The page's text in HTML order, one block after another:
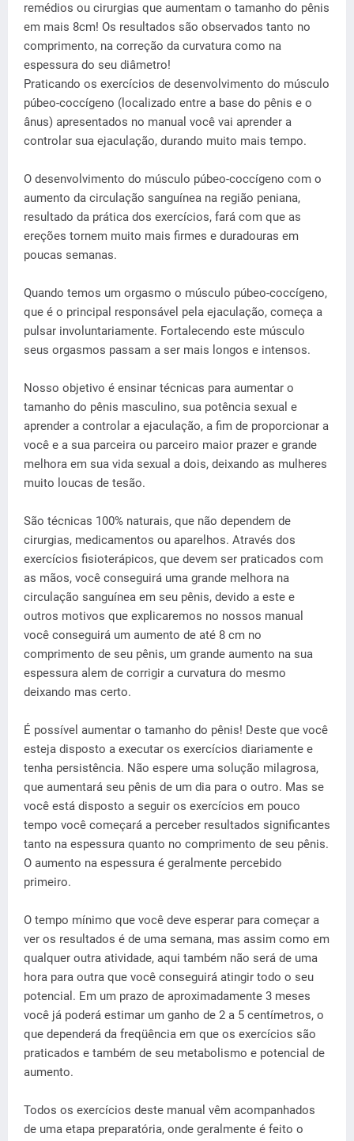
remédios ou cirurgias que aumentam o tamanho do pênis
em mais 8cm! Os resultados são observados tanto no
comprimento, na correção da curvatura como na
espessura do seu diâmetro!
Praticando os exercícios de desenvolvimento do músculo
púbeo-coccígeno (localizado entre a base do pênis e o
ânus) apresentados no manual você vai aprender a
controlar sua ejaculação, durando muito mais tempo.
O desenvolvimento do músculo púbeo-coccígeno com o
aumento da circulação sanguínea na região peniana,
resultado da prática dos exercícios, fará com que as
ereções tornem muito mais firmes e duradouras em
poucas semanas.
Quando temos um orgasmo o músculo púbeo-coccígeno,
que é o principal responsável pela ejaculação, começa a
pulsar involuntariamente. Fortalecendo este músculo
seus orgasmos passam a ser mais longos e intensos.
Nosso objetivo é ensinar técnicas para aumentar o
tamanho do pênis masculino, sua potência sexual e
aprender a controlar a ejaculação, a fim de proporcionar a
você e a sua parceira ou parceiro maior prazer e grande
melhora em sua vida sexual a dois, deixando as mulheres
muito loucas de tesão.
São técnicas 100% naturais, que não dependem de
cirurgias, medicamentos ou aparelhos. Através dos
exercícios fisioterápicos, que devem ser praticados com
as mãos, você conseguirá uma grande melhora na
circulação sanguínea em seu pênis, devido a este e
outros motivos que explicaremos no nossos manual
você conseguirá um aumento de até 8 cm no
comprimento de seu pênis, um grande aumento na sua
espessura alem de corrigir a curvatura do mesmo
deixando mas certo.
É possível aumentar o tamanho do pênis! Deste que você
esteja disposto a executar os exercícios diariamente e
tenha persistência. Não espere uma solução milagrosa,
que aumentará seu pênis de um dia para o outro. Mas se
você está disposto a seguir os exercícios em pouco
tempo você começará a perceber resultados significantes
tanto na espessura quanto no comprimento de seu pênis.
O aumento na espessura é geralmente percebido
primeiro.
O tempo mínimo que você deve esperar para começar a
ver os resultados é de uma semana, mas assim como em
qualquer outra atividade, aqui também não será de uma
hora para outra que você conseguirá atingir todo o seu
potencial. Em um prazo de aproximadamente 3 meses
você já poderá estimar um ganho de 2 a 5 centímetros, o
que dependerá da freqüência em que os exercícios são
praticados e também de seu metabolismo e potencial de
aumento.
Todos os exercícios deste manual vêm acompanhados
de uma etapa preparatória, onde geralmente é feito o